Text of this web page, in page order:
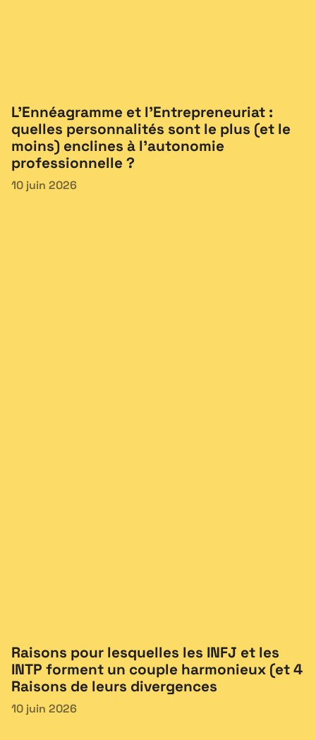
L’Ennéagramme et l’Entrepreneuriat :
quelles personnalités sont le plus (et le
moins) enclines à l’autonomie
professionnelle ?
10 juin 2026
Raisons pour lesquelles les INFJ et les
INTP forment un couple harmonieux (et 4
Raisons de leurs divergences
10 juin 2026